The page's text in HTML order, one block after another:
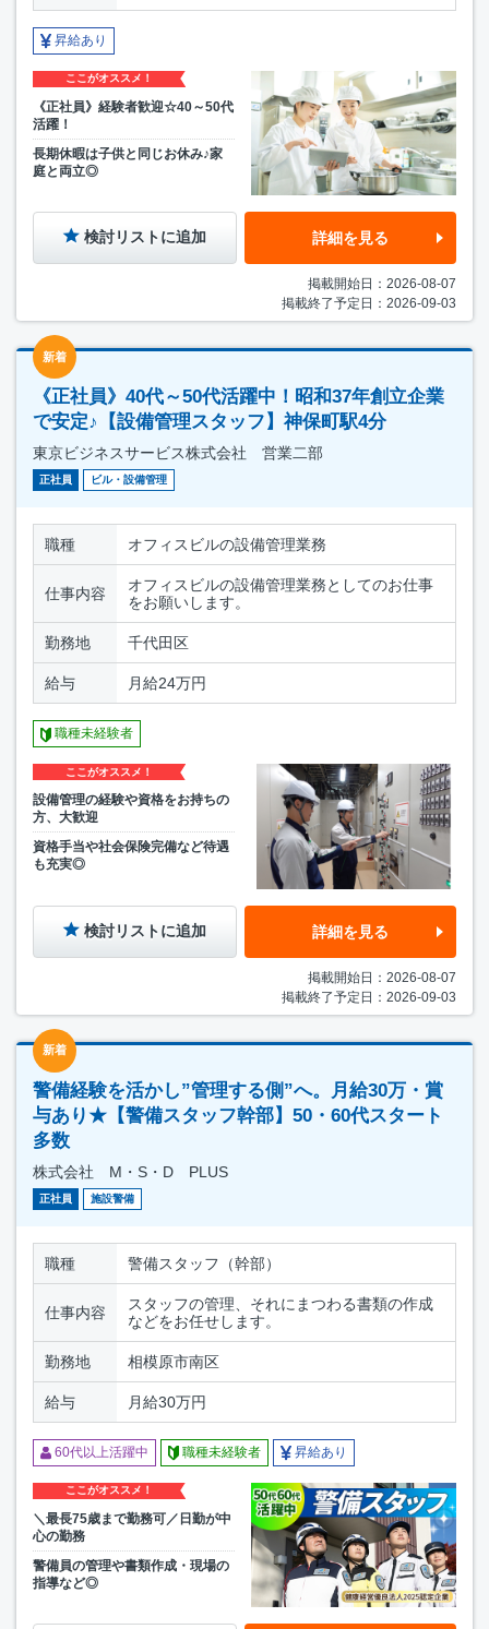
昇給あり
ここがオススメ！
《正社員》経験者歓迎☆40～50代
活躍！
長期休暇は子供と同じお休み♪家
庭と両立◎
検討リストに追加 詳細を見る
掲載開始日：2026-08-07
掲載終了予定日：2026-09-03
新着
《正社員》40代～50代活躍中！昭和37年創立企業
で安定♪【設備管理スタッフ】神保町駅4分
東京ビジネスサービス株式会社 営業二部
正社員 ビル・設備管理
職種 オフィスビルの設備管理業務
仕事内容
オフィスビルの設備管理業務としてのお仕事
をお願いします。
勤務地 千代田区
給与 月給24万円
職種未経験者
ここがオススメ！
設備管理の経験や資格をお持ちの
方、大歓迎
資格手当や社会保険完備など待遇
も充実◎
検討リストに追加 詳細を見る
掲載開始日：2026-08-07
掲載終了予定日：2026-09-03
新着
警備経験を活かし”管理する側”へ。月給30万・賞
与あり★【警備スタッフ幹部】50・60代スタート
多数
株式会社 M・S・D PLUS
正社員 施設警備
職種 警備スタッフ（幹部）
仕事内容
スタッフの管理、それにまつわる書類の作成
などをお任せします。
勤務地 相模原市南区
給与 月給30万円
60代以上活躍中 職種未経験者 昇給あり
ここがオススメ！
＼最長75歳まで勤務可／日勤が中
心の勤務
警備員の管理や書類作成・現場の
指導など◎